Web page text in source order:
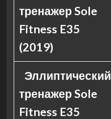
тренажер Sole
Fitness E35
(2019)
Эллиптический
тренажер Sole
Fitness E35